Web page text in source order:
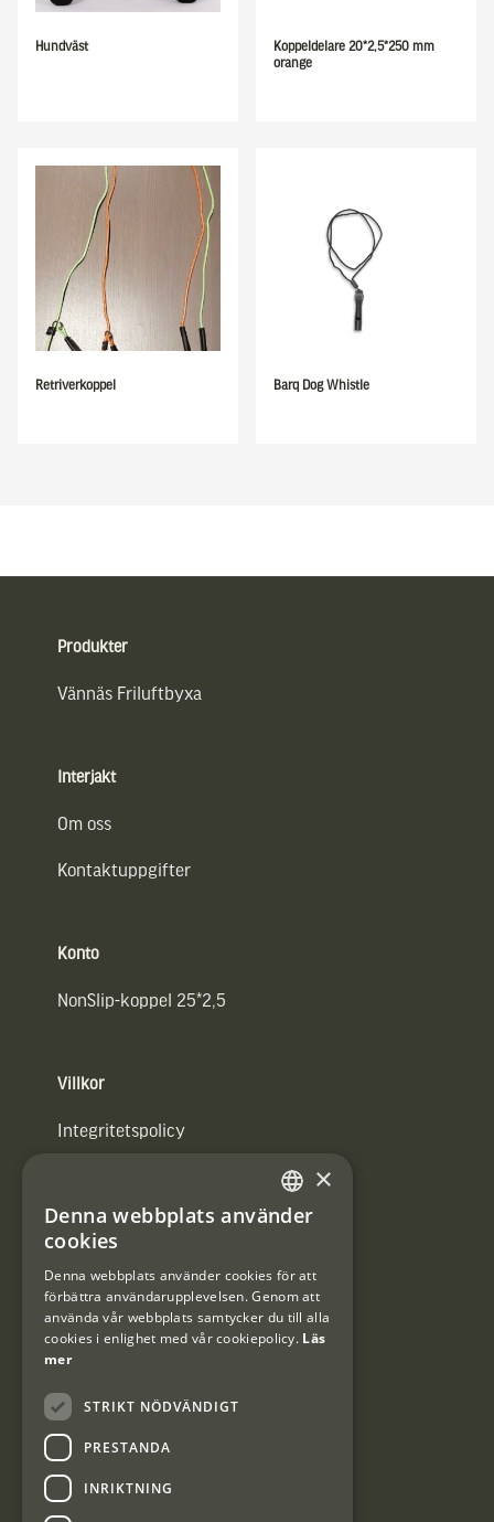
Hundväst
Koppeldelare 20*2,5*250 mm
orange
Retriverkoppel Barq Dog Whistle
Produkter
Vännäs Friluftbyxa
Interjakt
Om oss
Kontaktuppgifter
Konto
NonSlip-koppel 25*2,5
Villkor
Integritetspolicy
#Interjaktfamily
Kundklubb
Information om kundklubben.
SWEDISH
×
Denna webbplats använder
cookies
Denna webbplats använder cookies för att
förbättra användarupplevelsen. Genom att
använda vår webbplats samtycker du till alla
cookies i enlighet med vår cookiepolicy. Läs
mer
STRIKT NÖDVÄNDIGT
PRESTANDA
INRIKTNING